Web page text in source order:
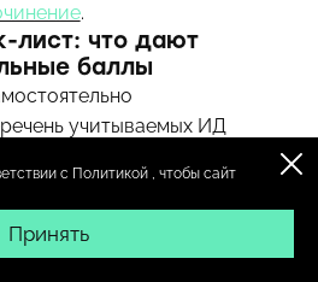
с Политикой , чтобы сайт
Принять
.
лист: что дают
баллы
учитываемых ИД
проверять
конкретного
Однако существует